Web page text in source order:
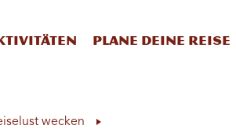
Plane deine Reise
wecken